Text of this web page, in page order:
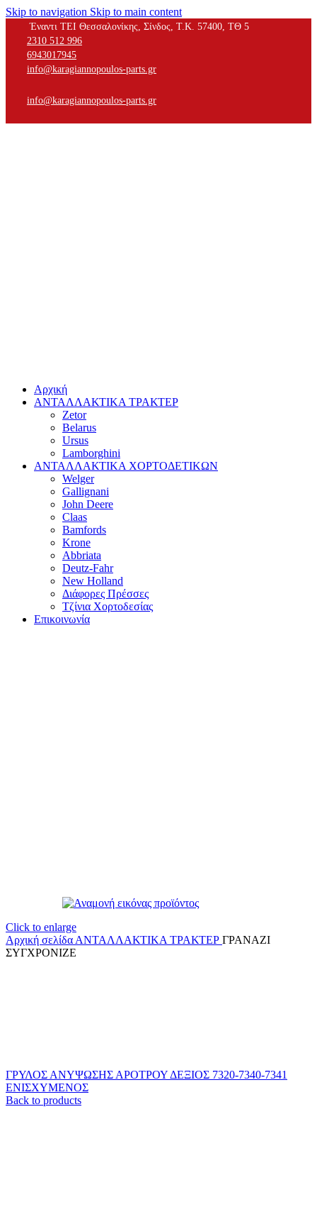
Skip to navigation Skip to main content
Έναντι ΤΕΙ Θεσσαλονίκης, Σίνδος, Τ.Κ. 57400, ΤΘ 5
2310 512 996
6943017945
info@karagiannopoulos-parts.gr
info@karagiannopoulos-parts.gr
Αρχική
ΑΝΤΑΛΛΑΚΤΙΚΑ ΤΡΑΚΤΕΡ
Zetor
Belarus
Ursus
Lamborghini
ΑΝΤΑΛΛΑΚΤΙΚΑ ΧΟΡΤΟΔΕΤΙΚΩΝ
Welger
Gallignani
John Deere
Claas
Bamfords
Krone
Abbriata
Deutz-Fahr
New Holland
Διάφορες Πρέσσες
Τζίνια Χορτοδεσίας
Επικοινωνία
Click to enlarge
Αρχική σελίδα ΑΝΤΑΛΛΑΚΤΙΚΑ ΤΡΑΚΤΕΡ ΓΡΑΝΑΖΙ
ΣΥΓΧΡΟΝΙΖΕ
ΓΡΥΛΟΣ ΑΝΥΨΩΣΗΣ ΑΡΟΤΡΟΥ ΔΕΞΙΟΣ 7320-7340-7341
ΕΝΙΣΧΥΜΕΝΟΣ
Back to products